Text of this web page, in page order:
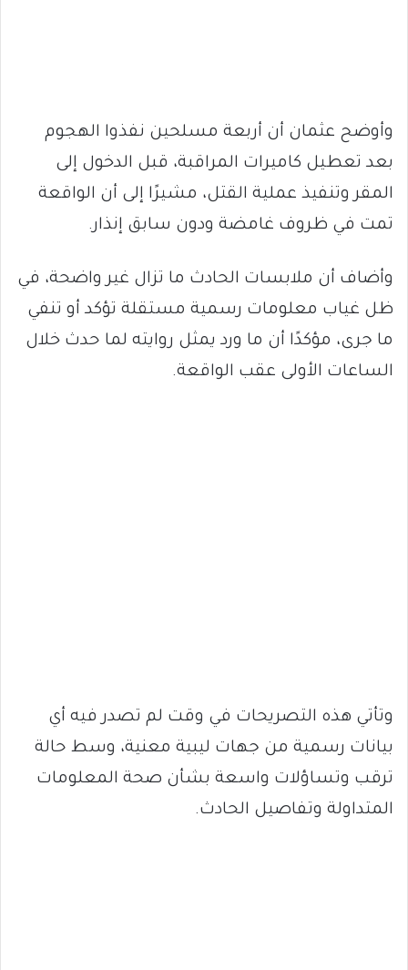
وأوضح عثمان أن أربعة مسلحين نفذوا الهجوم
بعد تعطيل كاميرات المراقبة، قبل الدخول إلى
المقر وتنفيذ عملية القتل، مشيرًا إلى أن الواقعة
تمت في ظروف غامضة ودون سابق إنذار.
وأضاف أن ملابسات الحادث ما تزال غير واضحة، في
ظل غياب معلومات رسمية مستقلة تؤكد أو تنفي
ما جرى، مؤكدًا أن ما ورد يمثل روايته لما حدث خلال
الساعات الأولى عقب الواقعة.
وتأتي هذه التصريحات في وقت لم تصدر فيه أي
بيانات رسمية من جهات ليبية معنية، وسط حالة
ترقب وتساؤلات واسعة بشأن صحة المعلومات
المتداولة وتفاصيل الحادث.